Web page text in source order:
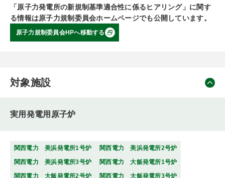
「原子力発電所の新規制基準適合性に係るヒアリング」に関す
る情報は原子力規制委員会ホームページでも公開しています。
原子力規制委員会HPへ移動する
対象施設
実用発電用原子炉
関西電力 美浜発電所1号炉
関西電力 美浜発電所2号炉
関西電力 美浜発電所3号炉
関西電力 大飯発電所1号炉
関西電力 大飯発電所2号炉
関西電力 大飯発電所3号炉